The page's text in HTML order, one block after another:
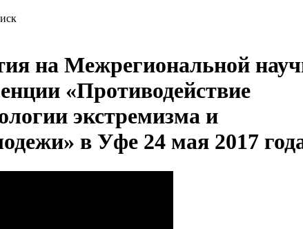
на Межрегиональной
«Противодействие
экстремизма и
в Уфе 24 мая 2017